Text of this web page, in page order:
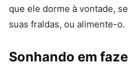
que ele dorme à vontade,
suas fraldas, ou alimente-o.
Sonhando em